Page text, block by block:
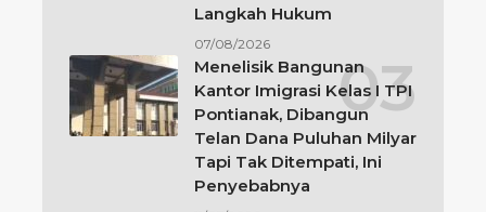
Langkah Hukum
07/08/2026
Menelisik Bangunan
Kantor Imigrasi Kelas I TPI
Pontianak, Dibangun
Telan Dana Puluhan Milyar
Tapi Tak Ditempati, Ini
Penyebabnya